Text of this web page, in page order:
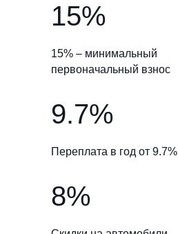
15%
15% – минимальный
первоначальный взнос
9.7%
Переплата в год от 9.7%
8%